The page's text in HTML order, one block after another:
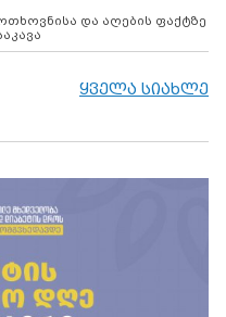
ყველა სიახლე